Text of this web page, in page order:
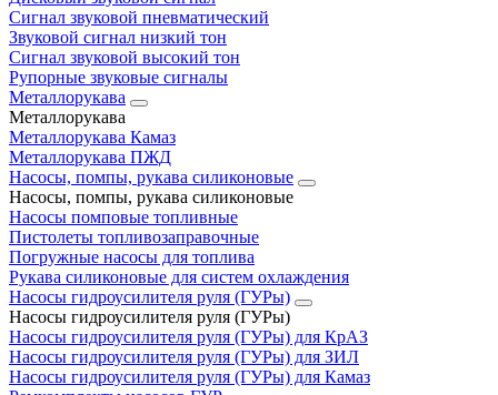
Сигнал звуковой пневматический
Звуковой сигнал низкий тон
Сигнал звуковой высокий тон
Рупорные звуковые сигналы
Металлорукава
Металлорукава
Металлорукава Камаз
Металлорукава ПЖД
Насосы, помпы, рукава силиконовые
Насосы, помпы, рукава силиконовые
Насосы помповые топливные
Пистолеты топливозаправочные
Погружные насосы для топлива
Рукава силиконовые для систем охлаждения
Насосы гидроусилителя руля (ГУРы)
Насосы гидроусилителя руля (ГУРы)
Насосы гидроусилителя руля (ГУРы) для КрАЗ
Насосы гидроусилителя руля (ГУРы) для ЗИЛ
Насосы гидроусилителя руля (ГУРы) для Камаз